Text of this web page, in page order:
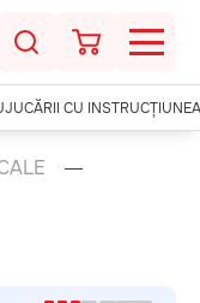
JUCĂRII CU